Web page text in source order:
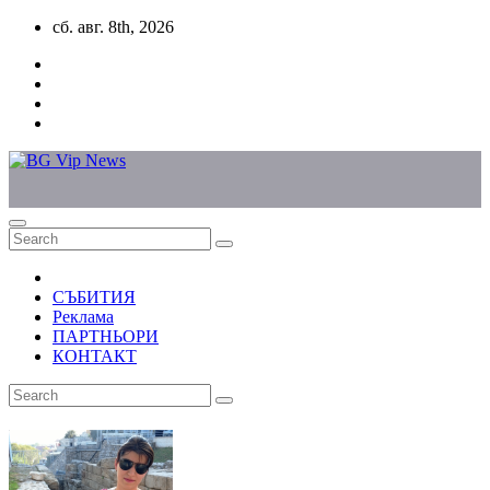
Skip
content
сб. авг. 8th, 2026
СЪБИТИЯ
Реклама
ПАРТНЬОРИ
КОНТАКТ